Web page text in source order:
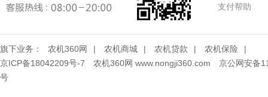
支付帮助
旗下业务： 农机360网 | 农机商城 | 农机贷款 | 农机保险
|
京ICP备18042209号-7 农机360网 www.nongji360.com 京公网安备
号